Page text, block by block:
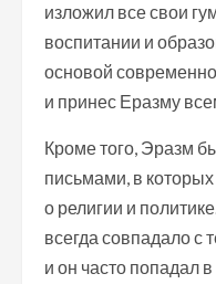
изложил все свои
воспитании и
основой
и принес Еразму
Кроме того, Эразм
письмами, в
о религии и
всегда совпадало с
и он часто попадал